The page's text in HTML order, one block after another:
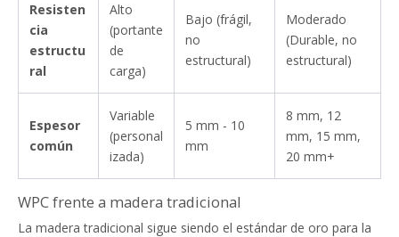
Resisten
cia
estructu
ral
Alto
(portante
de
carga)
Bajo (frágil,
no
estructural)
Moderado
(Durable, no
estructural)
Espesor
común
Variable
(personal
izada)
5 mm - 10
mm
8 mm, 12
mm, 15 mm,
20 mm+
WPC frente a madera tradicional
La madera tradicional sigue siendo el estándar de oro para la